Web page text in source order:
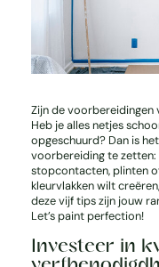
Zijn de voorbereidingen
Heb je alles netjes
opgeschuurd? Dan is
voorbereiding te zetten:
stopcontacten, plinten
kleurvlakken wilt
deze vijf tips zijn jouw
Let’s paint perfection!
Investeer in